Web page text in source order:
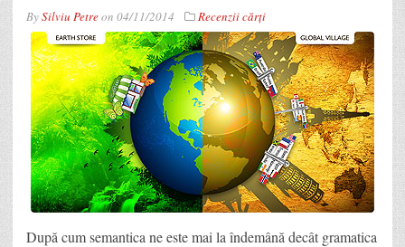
BySilviu Petreon 04/11/2014 Recenzii cărți
După cum semantica ne este mai la îndemână decât gramatica